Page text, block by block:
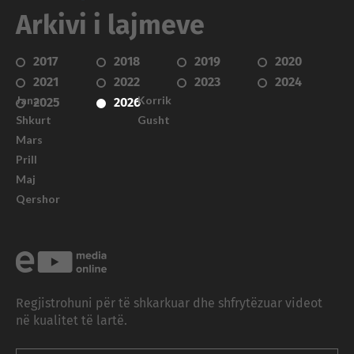
Arkivi i lajmeve
2017 2018 2019
2020
2021
2022 2023
2024
2025
2026
Janar
Shkurt
Mars
Prill
Maj
Qershor
Korrik
Gusht
Regjistrohuni për të shkarkuar dhe shfrytëzuar videot
në kualitet të lartë.